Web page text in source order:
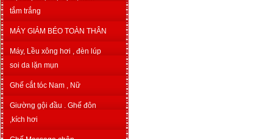
tắm trắng
MÁY GIẢM BÉO TOÀN THÂN
Máy, Lều xông hơi , đèn lúp
soi da lặn mụn
Ghế cắt tóc Nam , Nữ
Giường gội đầu . Ghế đôn
,kích hơi